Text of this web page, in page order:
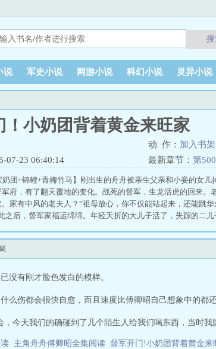
说 军史小说 网游小说 科幻小说 灵异小说
！小奶团背着黄金来旺家
动 作： 加入书架
07-23 06:40:14
最新章节： 第
奶团+锦鲤+青梅竹马】刚出生的舟舟被亲生父亲和小妾的女
府，有了翻天覆地的变化。战死的督军，生龙活虎的回来。
。家有中风的老夫人？“祖母放心，你不仅能站起来，还能跳
之后，督军家福运绵绵。年轻夭折的大儿子活了，失踪的二
梅。 督军开门！小奶团背着黄金来旺家
没有刚才脸色发白的模样。
么伤都会很快自愈，而且速度比傅卿昭自己想象中的都还
今天我们的确碰到了几个陌生人给我们喝东西，当时
主角舟舟傅卿昭全集阅读 督军开门!小奶团背着黄金来